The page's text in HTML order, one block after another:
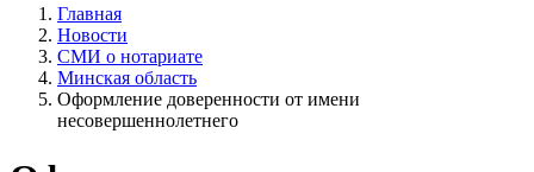
Главная
Новости
СМИ о нотариате
Минская область
Оформление доверенности от имени
несовершеннолетнего